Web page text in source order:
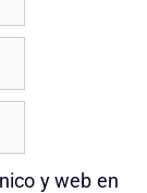
y web en